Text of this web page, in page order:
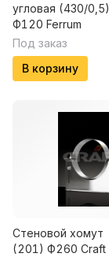
угловая (430/0,5)
Ф120 Ferrum
Под заказ
В корзину
Стеновой хомут
(201) Ф260 Craft